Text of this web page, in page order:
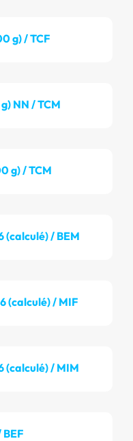
g) / TCF
NN / TCM
g) / TCM
(calculé) / BEM
(calculé) / MIF
(calculé) / MIM